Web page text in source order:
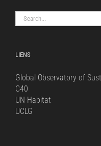
Search
for:
LIENS
Global Observatory of
C40
UN-Habitat
UCLG